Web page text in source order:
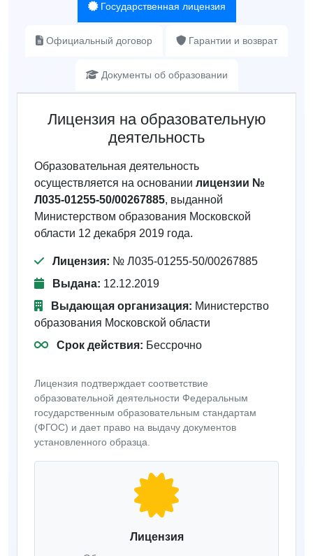
Государственная лицензия
Официальный договор Гарантии и возврат
Документы об образовании
Лицензия на образовательную
деятельность
Образовательная деятельность
осуществляется на основании лицензии №
Л035-01255-50/00267885, выданной
Министерством образования Московской
области 12 декабря 2019 года.
Лицензия: № Л035-01255-50/00267885
Выдана: 12.12.2019
Выдающая организация: Министерство
образования Московской области
Срок действия: Бессрочно
Лицензия подтверждает соответствие
образовательной деятельности Федеральным
государственным образовательным стандартам
(ФГОС) и дает право на выдачу документов
установленного образца.
Лицензия